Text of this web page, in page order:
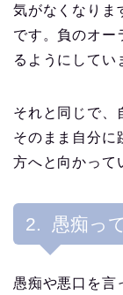
気がなくなりま
です。負のオー
るようにしてい
それと同じで、
そのまま自分に
方へと向かって
2. 愚痴っ
愚痴や悪口を言